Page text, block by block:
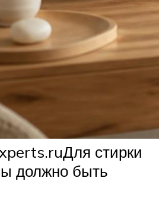
стирки
должно быть